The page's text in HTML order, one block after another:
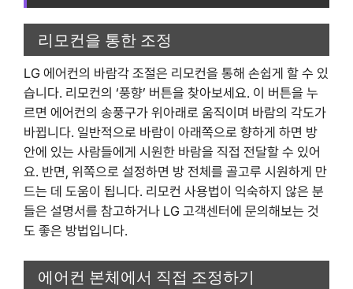
리모컨을 통한 조정
LG 에어컨의 바람각 조절은 리모컨을 통해 손쉽게 할 수 있
습니다. 리모컨의 ‘풍향’ 버튼을 찾아보세요. 이 버튼을 누
르면 에어컨의 송풍구가 위아래로 움직이며 바람의 각도가
바뀝니다. 일반적으로 바람이 아래쪽으로 향하게 하면 방
안에 있는 사람들에게 시원한 바람을 직접 전달할 수 있어
요. 반면, 위쪽으로 설정하면 방 전체를 골고루 시원하게 만
드는 데 도움이 됩니다. 리모컨 사용법이 익숙하지 않은 분
들은 설명서를 참고하거나 LG 고객센터에 문의해보는 것
도 좋은 방법입니다.
에어컨 본체에서 직접 조정하기